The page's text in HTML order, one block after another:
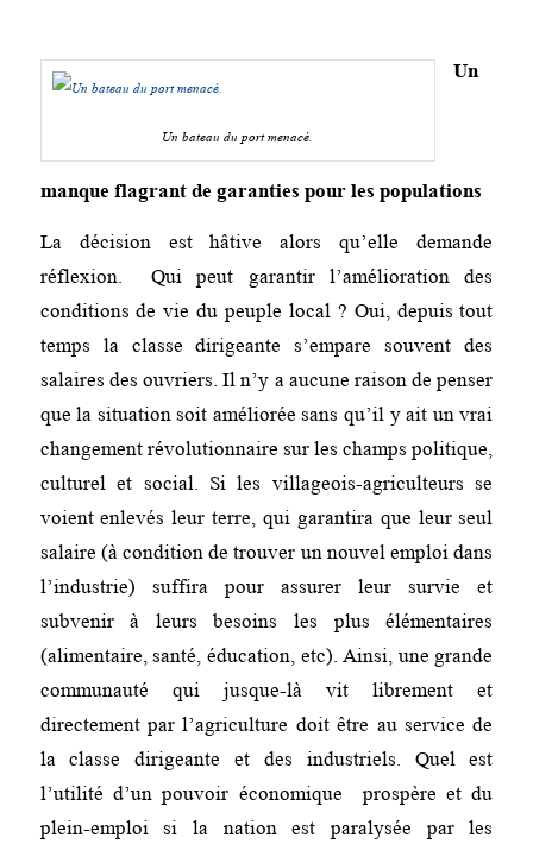
Un bateau du port menacé.
Un
manque flagrant de garanties pour les populations
La décision est hâtive alors qu’elle demande
réflexion. Qui peut garantir l’amélioration des
conditions de vie du peuple local ? Oui, depuis tout
temps la classe dirigeante s’empare souvent des
salaires des ouvriers. Il n’y a aucune raison de penser
que la situation soit améliorée sans qu’il y ait un vrai
changement révolutionnaire sur les champs politique,
culturel et social. Si les villageois-agriculteurs se
voient enlevés leur terre, qui garantira que leur seul
salaire (à condition de trouver un nouvel emploi dans
l’industrie) suffira pour assurer leur survie et
subvenir à leurs besoins les plus élémentaires
(alimentaire, santé, éducation, etc). Ainsi, une grande
communauté qui jusque-là vit librement et
directement par l’agriculture doit être au service de
la classe dirigeante et des industriels. Quel est
l’utilité d’un pouvoir économique prospère et du
plein-emploi si la nation est paralysée par les